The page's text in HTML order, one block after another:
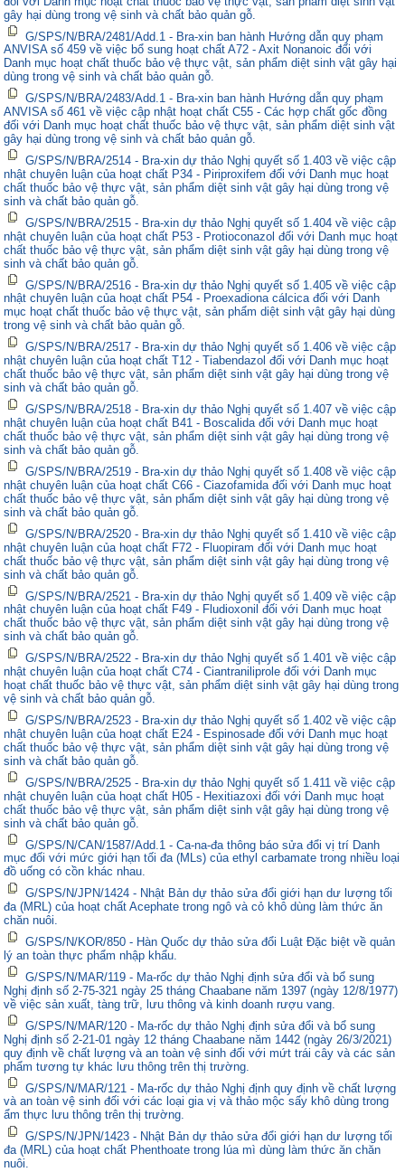
gây hại dùng trong vệ sinh và chất bảo quản gỗ.
G/SPS/N/BRA/2481/Add.1 - Bra-xin ban hành Hướng dẫn quy phạm
ANVISA số 459 về việc bổ sung hoạt chất A72 - Axit Nonanoic đối với
Danh mục hoạt chất thuốc bảo vệ thực vật, sản phẩm diệt sinh vật gây hại
dùng trong vệ sinh và chất bảo quản gỗ.
G/SPS/N/BRA/2483/Add.1 - Bra-xin ban hành Hướng dẫn quy phạm
ANVISA số 461 về việc cập nhật hoạt chất C55 - Các hợp chất gốc đồng
đối với Danh mục hoạt chất thuốc bảo vệ thực vật, sản phẩm diệt sinh vật
gây hại dùng trong vệ sinh và chất bảo quản gỗ.
G/SPS/N/BRA/2514 - Bra-xin dự thảo Nghị quyết số 1.403 về việc cập
nhật chuyên luận của hoạt chất P34 - Piriproxifem đối với Danh mục hoạt
chất thuốc bảo vệ thực vật, sản phẩm diệt sinh vật gây hại dùng trong vệ
sinh và chất bảo quản gỗ.
G/SPS/N/BRA/2515 - Bra-xin dự thảo Nghị quyết số 1.404 về việc cập
nhật chuyên luận của hoạt chất P53 - Protioconazol đối với Danh mục hoạt
chất thuốc bảo vệ thực vật, sản phẩm diệt sinh vật gây hại dùng trong vệ
sinh và chất bảo quản gỗ.
G/SPS/N/BRA/2516 - Bra-xin dự thảo Nghị quyết số 1.405 về việc cập
nhật chuyên luận của hoạt chất P54 - Proexadiona cálcica đối với Danh
mục hoạt chất thuốc bảo vệ thực vật, sản phẩm diệt sinh vật gây hại dùng
trong vệ sinh và chất bảo quản gỗ.
G/SPS/N/BRA/2517 - Bra-xin dự thảo Nghị quyết số 1.406 về việc cập
nhật chuyên luận của hoạt chất T12 - Tiabendazol đối với Danh mục hoạt
chất thuốc bảo vệ thực vật, sản phẩm diệt sinh vật gây hại dùng trong vệ
sinh và chất bảo quản gỗ.
G/SPS/N/BRA/2518 - Bra-xin dự thảo Nghị quyết số 1.407 về việc cập
nhật chuyên luận của hoạt chất B41 - Boscalida đối với Danh mục hoạt
chất thuốc bảo vệ thực vật, sản phẩm diệt sinh vật gây hại dùng trong vệ
sinh và chất bảo quản gỗ.
G/SPS/N/BRA/2519 - Bra-xin dự thảo Nghị quyết số 1.408 về việc cập
nhật chuyên luận của hoạt chất C66 - Ciazofamida đối với Danh mục hoạt
chất thuốc bảo vệ thực vật, sản phẩm diệt sinh vật gây hại dùng trong vệ
sinh và chất bảo quản gỗ.
G/SPS/N/BRA/2520 - Bra-xin dự thảo Nghị quyết số 1.410 về việc cập
nhật chuyên luận của hoạt chất F72 - Fluopiram đối với Danh mục hoạt
chất thuốc bảo vệ thực vật, sản phẩm diệt sinh vật gây hại dùng trong vệ
sinh và chất bảo quản gỗ.
G/SPS/N/BRA/2521 - Bra-xin dự thảo Nghị quyết số 1.409 về việc cập
nhật chuyên luận của hoạt chất F49 - Fludioxonil đối với Danh mục hoạt
chất thuốc bảo vệ thực vật, sản phẩm diệt sinh vật gây hại dùng trong vệ
sinh và chất bảo quản gỗ.
G/SPS/N/BRA/2522 - Bra-xin dự thảo Nghị quyết số 1.401 về việc cập
nhật chuyên luận của hoạt chất C74 - Ciantraniliprole đối với Danh mục
hoạt chất thuốc bảo vệ thực vật, sản phẩm diệt sinh vật gây hại dùng trong
vệ sinh và chất bảo quản gỗ.
G/SPS/N/BRA/2523 - Bra-xin dự thảo Nghị quyết số 1.402 về việc cập
nhật chuyên luận của hoạt chất E24 - Espinosade đối với Danh mục hoạt
chất thuốc bảo vệ thực vật, sản phẩm diệt sinh vật gây hại dùng trong vệ
sinh và chất bảo quản gỗ.
G/SPS/N/BRA/2525 - Bra-xin dự thảo Nghị quyết số 1.411 về việc cập
nhật chuyên luận của hoạt chất H05 - Hexitiazoxi đối với Danh mục hoạt
chất thuốc bảo vệ thực vật, sản phẩm diệt sinh vật gây hại dùng trong vệ
sinh và chất bảo quản gỗ.
G/SPS/N/CAN/1587/Add.1 - Ca-na-đa thông báo sửa đổi vị trí Danh
mục đối với mức giới hạn tối đa (MLs) của ethyl carbamate trong nhiều loại
đồ uống có cồn khác nhau.
G/SPS/N/JPN/1424 - Nhật Bản dự thảo sửa đổi giới hạn dư lượng tối
đa (MRL) của hoạt chất Acephate trong ngô và cỏ khô dùng làm thức ăn
chăn nuôi.
G/SPS/N/KOR/850 - Hàn Quốc dự thảo sửa đổi Luật Đặc biệt về quản
lý an toàn thực phẩm nhập khẩu.
G/SPS/N/MAR/119 - Ma-rốc dự thảo Nghị định sửa đổi và bổ sung
Nghị định số 2-75-321 ngày 25 tháng Chaabane năm 1397 (ngày 12/8/1977)
về việc sản xuất, tàng trữ, lưu thông và kinh doanh rượu vang.
G/SPS/N/MAR/120 - Ma-rốc dự thảo Nghị định sửa đổi và bổ sung
Nghị định số 2-21-01 ngày 12 tháng Chaabane năm 1442 (ngày 26/3/2021)
quy định về chất lượng và an toàn vệ sinh đối với mứt trái cây và các sản
phẩm tương tự khác lưu thông trên thị trường.
G/SPS/N/MAR/121 - Ma-rốc dự thảo Nghị định quy định về chất lượng
và an toàn vệ sinh đối với các loại gia vị và thảo mộc sấy khô dùng trong
ẩm thực lưu thông trên thị trường.
G/SPS/N/JPN/1423 - Nhật Bản dự thảo sửa đổi giới hạn dư lượng tối
đa (MRL) của hoạt chất Phenthoate trong lúa mì dùng làm thức ăn chăn
nuôi.